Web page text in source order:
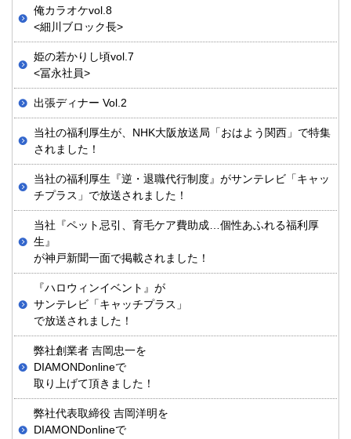
俺カラオケvol.8
<細川ブロック長>
姫の若かりし頃vol.7
<冨永社員>
出張ディナー Vol.2
当社の福利厚生が、NHK大阪放送局「おはよう関西」で特集
されました！
当社の福利厚生『逆・退職代行制度』がサンテレビ「キャッ
チプラス」で放送されました！
当社『ペット忌引、育毛ケア費助成…個性あふれる福利厚
生』
が神戸新聞一面で掲載されました！
『ハロウィンイベント』が
サンテレビ「キャッチプラス」
で放送されました！
弊社創業者 吉岡忠一を
DIAMONDonlineで
取り上げて頂きました！
弊社代表取締役 吉岡洋明を
DIAMONDonlineで